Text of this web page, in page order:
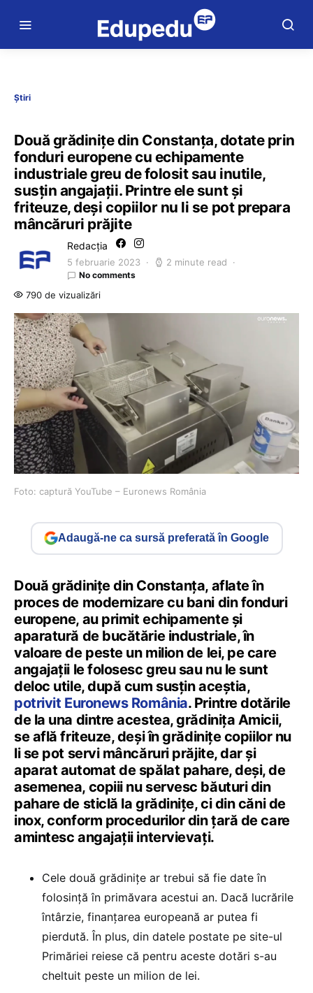
Știri
Două grădinițe din Constanța, dotate prin
fonduri europene cu echipamente
industriale greu de folosit sau inutile,
susțin angajații. Printre ele sunt și
friteuze, deși copiilor nu li se pot prepara
mâncăruri prăjite
Redacția
5 februarie 2023 2 minute read
No comments
790 de vizualizări
Foto: captură YouTube – Euronews România
Adaugă-ne ca sursă preferată în Google
Două grădinițe din Constanța, aflate în
proces de modernizare cu bani din fonduri
europene, au primit echipamente și
aparatură de bucătărie industriale, în
valoare de peste un milion de lei, pe care
angajații le folosesc greu sau nu le sunt
deloc utile, după cum susțin aceștia,
potrivit Euronews România. Printre dotările
de la una dintre acestea, grădinița Amicii,
se află friteuze, deși în grădinițe copiilor nu
li se pot servi mâncăruri prăjite, dar și
aparat automat de spălat pahare, deși, de
asemenea, copiii nu servesc băuturi din
pahare de sticlă la grădinițe, ci din căni de
inox, conform procedurilor din țară de care
amintesc angajații intervievați.
Cele două grădinițe ar trebui să fie date în
folosință în primăvara acestui an. Dacă lucrările
întârzie, finanțarea europeană ar putea fi
pierdută. În plus, din datele postate pe site-ul
Primăriei reiese că pentru aceste dotări s-au
cheltuit peste un milion de lei.